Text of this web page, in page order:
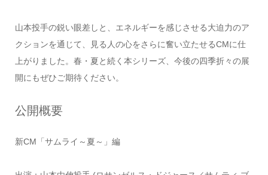
山本投手の鋭い眼差しと、エネルギーを感じさせる大迫力のア
クションを通じて、見る人の心をさらに奮い立たせるCMに仕
上がりました。春・夏と続く本シリーズ、今後の四季折々の展
開にもぜひご期待ください。
公開概要
新CM「サムライ～夏～」編